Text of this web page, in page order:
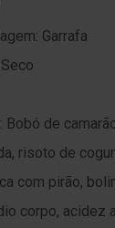
Garrafa
Bobó de
risoto de
com pirão,
corpo, acidez